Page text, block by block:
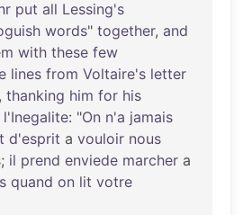
put all Lessing's
words" together, and
with these few
lines from Voltaire's letter
, thanking him for his
l'Inegalite: "On n'a jamais
d'esprit a vouloir nous
; il prend enviede marcher a
quand on lit votre